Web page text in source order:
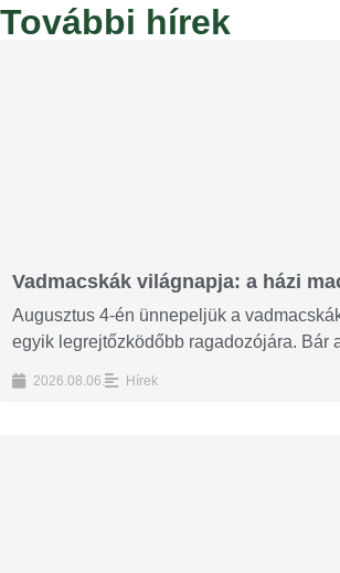
További hírek
Vadmacskák világnapja: a házi
Augusztus 4-én ünnepeljük a
egyik legrejtőzködőbb ragadozójára. Bár
2026.08.06. Hírek